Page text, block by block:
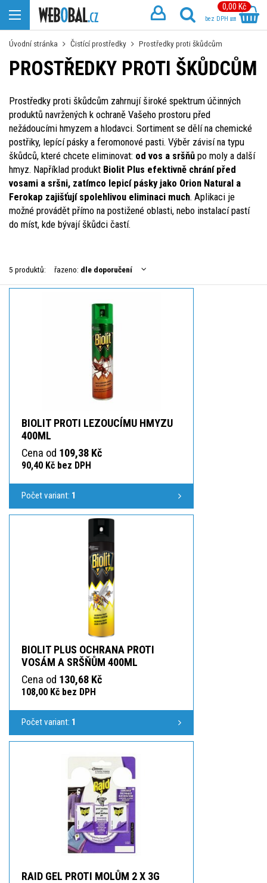
0,00 Kč
bez DPH
Úvodní stránka Čistící prostředky Prostředky proti škůdcům
PROSTŘEDKY PROTI ŠKŮDCŮM
Prostředky proti škůdcům zahrnují široké spektrum účinných
produktů navržených k ochraně Vašeho prostoru před
nežádoucími hmyzem a hlodavci. Sortiment se dělí na chemické
postřiky, lepící pásky a feromonové pasti. Výběr závisí na typu
škůdců, které chcete eliminovat: od vos a sršňů po moly a další
hmyz. Například produkt Biolit Plus efektivně chrání před
vosami a sršni, zatímco lepicí pásky jako Orion Natural a
Ferokap zajišťují spolehlivou eliminaci much. Aplikaci je
možné provádět přímo na postižené oblasti, nebo instalací pastí
do míst, kde bývají škůdci častí.
5 produktů: řazeno: dle doporučení
BIOLIT PROTI LEZOUCÍMU HMYZU
400ML
Cena od 109,38 Kč
90,40 Kč bez DPH
Počet variant: 1
BIOLIT PLUS OCHRANA PROTI
VOSÁM A SRŠŇŮM 400ML
Cena od 130,68 Kč
108,00 Kč bez DPH
Počet variant: 1
RAID GEL PROTI MOLŮM 2 X 3G